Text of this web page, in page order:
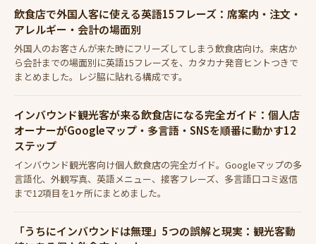
飲食店で外国人客に使える英語15フレーズ：席案内・注文・
アレルギー・会計の場面別
外国人のお客さんが来た時にフリーズしてしまう飲食店向け。来店か
ら会計までの場面別に英語15フレーズを、カタカナ発音ヒントつきで
まとめました。レジ脇に貼れる構成です。
インバウンド観光客が来る飲食店になる完全ガイド：個人店
オーナーがGoogleマップ・多言語・SNSを順番に動かす12
ステップ
インバウンド観光客向け個人飲食店の完全ガイド。Googleマップの多
言語化、外観写真、英語メニュー、接客フレーズ、多言語口コミ返信
まで12項目を1ヶ所にまとめました。
「うちにインバウンドは無理」5つの誤解と現実：観光客動